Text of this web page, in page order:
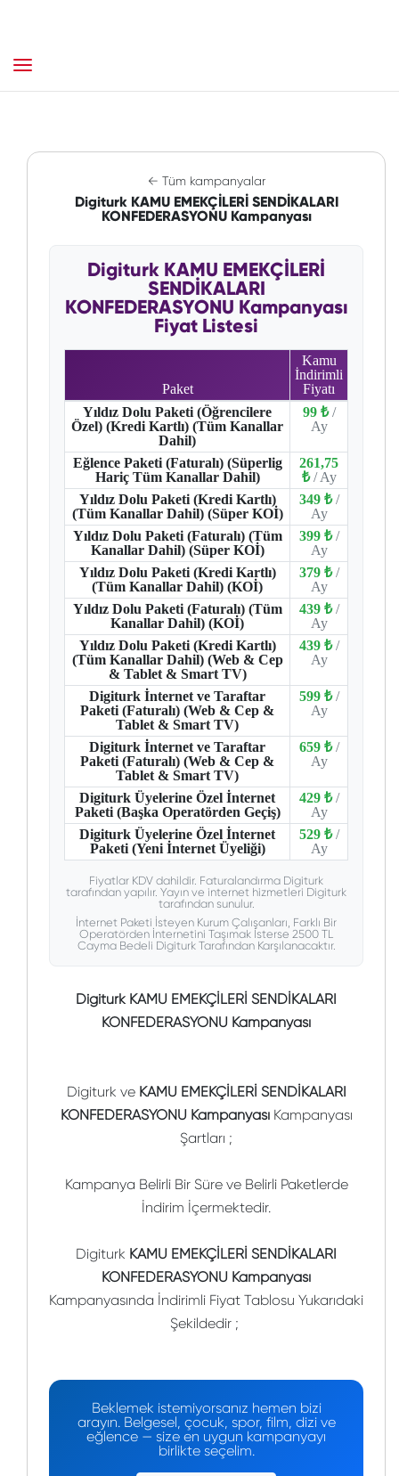
← Tüm kampanyalar
Digiturk KAMU EMEKÇİLERİ SENDİKALARI
KONFEDERASYONU Kampanyası
Digiturk KAMU EMEKÇİLERİ
SENDİKALARI
KONFEDERASYONU Kampanyası
Fiyat Listesi
Paket
Kamu
İndirimli
Fiyatı
Yıldız Dolu Paketi (Öğrencilere
Özel) (Kredi Kartlı) (Tüm Kanallar
Dahil)
99 ₺ /
Ay
Eğlence Paketi (Faturalı) (Süperlig
Hariç Tüm Kanallar Dahil)
261,75
₺ / Ay
Yıldız Dolu Paketi (Kredi Kartlı)
(Tüm Kanallar Dahil) (Süper KOİ)
349 ₺ /
Ay
Yıldız Dolu Paketi (Faturalı) (Tüm
Kanallar Dahil) (Süper KOİ)
399 ₺ /
Ay
Yıldız Dolu Paketi (Kredi Kartlı)
(Tüm Kanallar Dahil) (KOİ)
379 ₺ /
Ay
Yıldız Dolu Paketi (Faturalı) (Tüm
Kanallar Dahil) (KOİ)
439 ₺ /
Ay
Yıldız Dolu Paketi (Kredi Kartlı)
(Tüm Kanallar Dahil) (Web & Cep
& Tablet & Smart TV)
439 ₺ /
Ay
Digiturk İnternet ve Taraftar
Paketi (Faturalı) (Web & Cep &
Tablet & Smart TV)
599 ₺ /
Ay
Digiturk İnternet ve Taraftar
Paketi (Faturalı) (Web & Cep &
Tablet & Smart TV)
659 ₺ /
Ay
Digiturk Üyelerine Özel İnternet
Paketi (Başka Operatörden Geçiş)
429 ₺ /
Ay
Digiturk Üyelerine Özel İnternet
Paketi (Yeni İnternet Üyeliği)
529 ₺ /
Ay
Fiyatlar KDV dahildir. Faturalandırma Digiturk
tarafından yapılır. Yayın ve internet hizmetleri Digiturk
tarafından sunulur.
İnternet Paketi İsteyen Kurum Çalışanları, Farklı Bir
Operatörden İnternetini Taşımak İsterse 2500 TL
Cayma Bedeli Digiturk Tarafından Karşılanacaktır.
Digiturk KAMU EMEKÇİLERİ SENDİKALARI
KONFEDERASYONU Kampanyası
Digiturk ve KAMU EMEKÇİLERİ SENDİKALARI
KONFEDERASYONU KampanyasıKampanyası
Şartları ;
Kampanya Belirli Bir Süre ve Belirli Paketlerde
İndirim İçermektedir.
Digiturk KAMU EMEKÇİLERİ SENDİKALARI
KONFEDERASYONU Kampanyası
Kampanyasında İndirimli Fiyat Tablosu Yukarıdaki
Şekildedir ;
Beklemek istemiyorsanız hemen bizi
arayın. Belgesel, çocuk, spor, film, dizi ve
eğlence — size en uygun kampanyayı
birlikte seçelim.